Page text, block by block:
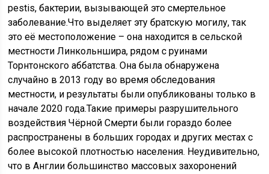
pestis, бактерии, вызывающей это смертельное
заболевание.Что выделяет эту братскую могилу, так
это её местоположение – она находится в сельской
местности Линкольншира, рядом с руинами
Торнтонского аббатства. Она была обнаружена
случайно в 2013 году во время обследования
местности, и результаты были опубликованы только в
начале 2020 года.Такие примеры разрушительного
воздействия Чёрной Смерти были гораздо более
распространены в больших городах и других местах с
более высокой плотностью населения. Неудивительно,
что в Англии большинство массовых захоронений